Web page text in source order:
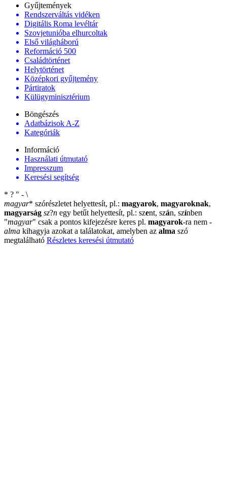
Gyűjtemények
Rendszerváltás vidéken
Digitális Roma levéltár
Szovjetunióba elhurcoltak
Első világháború
Reformáció 500
Családtörténet
Helytörténet
Középkori gyűjtemény
Pártiratok
Külügyminisztérium
Böngészés
Adatbázisok A-Z
Kategóriák
Információ
Használati útmutató
Impresszum
Keresési segítség
* ? " - \
magyar* szórészletet helyettesít, pl.: magyarok, magyaroknak,
magyarság sz?n egy betűt helyettesít, pl.: szent, szán, színben
"magyar" csak a pontos kifejezésre keres pl. magyarok-ra nem -
alma kihagyja azokat a találatokat, amelyben az alma szó
megtalálható Részletes keresési útmutató